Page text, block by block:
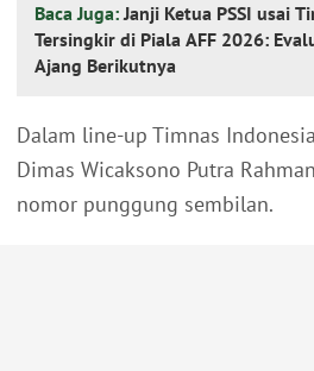
Baca Juga:Janji Ketua PSSI usai
Tersingkir di Piala AFF 2026:
Ajang Berikutnya
Dalam line-up Timnas
Dimas Wicaksono Putra
nomor punggung sembilan.